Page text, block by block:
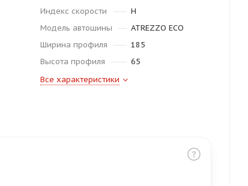
Индекс скорости
H
Модель автошины
ATREZZO ECO
Ширина профиля
185
Высота профиля
65
Все характеристики